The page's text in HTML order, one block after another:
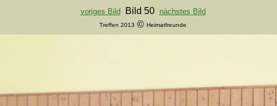
voriges BildBild 50 nächstes Bild
Treffen 2013 © Heimatfreunde